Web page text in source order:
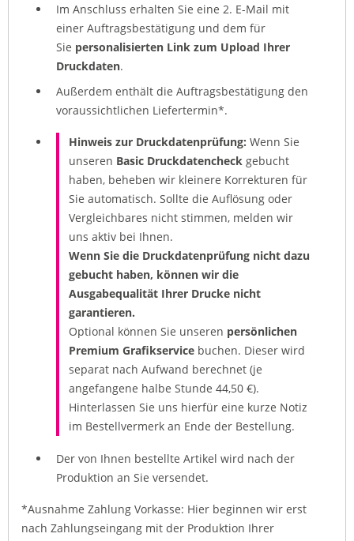
Im Anschluss erhalten Sie eine 2. E-Mail mit
einer Auftragsbestätigung und dem für
Sie personalisierten Link zum Upload Ihrer
Druckdaten.
Außerdem enthält die Auftragsbestätigung den
voraussichtlichen Liefertermin*.
Hinweis zur Druckdatenprüfung: Wenn Sie
unseren Basic Druckdatencheck gebucht
haben, beheben wir kleinere Korrekturen für
Sie automatisch. Sollte die Auflösung oder
Vergleichbares nicht stimmen, melden wir
uns aktiv bei Ihnen.
Wenn Sie die Druckdatenprüfung nicht dazu
gebucht haben, können wir die
Ausgabequalität Ihrer Drucke nicht
garantieren.
Optional können Sie unseren persönlichen
Premium Grafikservice buchen. Dieser wird
separat nach Aufwand berechnet (je
angefangene halbe Stunde 44,50 €).
Hinterlassen Sie uns hierfür eine kurze Notiz
im Bestellvermerk an Ende der Bestellung.
Der von Ihnen bestellte Artikel wird nach der
Produktion an Sie versendet.
*Ausnahme Zahlung Vorkasse: Hier beginnen wir erst
nach Zahlungseingang mit der Produktion Ihrer